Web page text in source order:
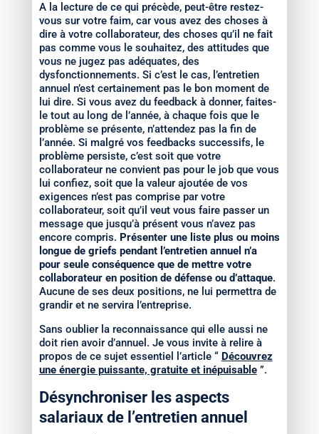
A la lecture de ce qui précède, peut-être restez-
vous sur votre faim, car vous avez des choses à
dire à votre collaborateur, des choses qu’il ne fait
pas comme vous le souhaitez, des attitudes que
vous ne jugez pas adéquates, des
dysfonctionnements. Si c’est le cas, l’entretien
annuel n’est certainement pas le bon moment de
lui dire. Si vous avez du feedback à donner, faites-
le tout au long de l’année, à chaque fois que le
problème se présente, n’attendez pas la fin de
l’année. Si malgré vos feedbacks successifs, le
problème persiste, c’est soit que votre
collaborateur ne convient pas pour le job que vous
lui confiez, soit que la valeur ajoutée de vos
exigences n’est pas comprise par votre
collaborateur, soit qu’il veut vous faire passer un
message que jusqu’à présent vous n’avez pas
encore compris. Présenter une liste plus ou moins
longue de griefs pendant l’entretien annuel n’a
pour seule conséquence que de mettre votre
collaborateur en position de défense ou d’attaque.
Aucune de ses deux positions, ne lui permettra de
grandir et ne servira l’entreprise.
Sans oublier la reconnaissance qui elle aussi ne
doit rien avoir d’annuel. Je vous invite à relire à
propos de ce sujet essentiel l’article “ Découvrez
une énergie puissante, gratuite et inépuisable”.
Désynchroniser les aspects
salariaux de l’entretien annuel